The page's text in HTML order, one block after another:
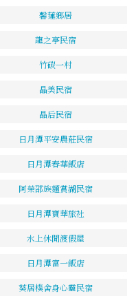
馨蓮鄉居
龍之亭民宿
竹碳一村
晶美民宿
晶后民宿
日月潭平安農莊民宿
日月潭春華飯店
阿榮邵族麵賞湖民宿
日月潭寶華旅社
水上休閒渡假屋
日月潭富一飯店
葵居樸舍身心靈民宿